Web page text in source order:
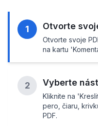
1 Otvorte
Otvorte svoje
na kartu
2 Vyberte
Kliknite na
pero, čiaru,
PDF.